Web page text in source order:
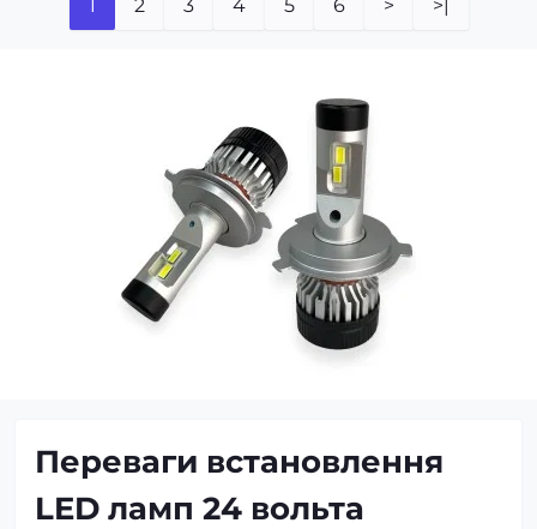
2 3 4 5 6 > >|
Переваги встановлення
LED ламп 24 вольта